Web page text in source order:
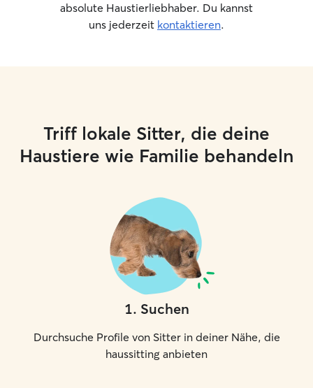
absolute Haustierliebhaber. Du kannst
uns jederzeit kontaktieren.
Triff lokale Sitter, die deine
Haustiere wie Familie behandeln
1. Suchen
Durchsuche Profile von Sitter in deiner Nähe, die
haussitting anbieten